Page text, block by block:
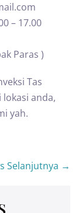
– 17.00
Paras )
Tas
anda,
yah.
Selanjutnya →